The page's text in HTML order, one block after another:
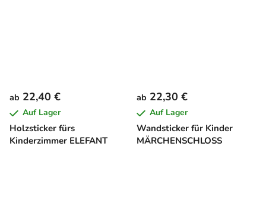
Holzsticker fürs
Kinderzimmer ELEFANT
ab 22,40 €
Auf Lager
Wandsticker für Kinder
MÄRCHENSCHLOSS
ab 22,30 €
Auf Lager